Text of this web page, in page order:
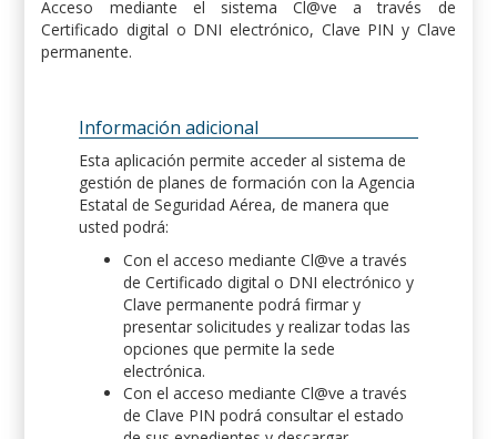
Acceso mediante el sistema Cl@ve a través de
Certificado digital o DNI electrónico, Clave PIN y Clave
permanente.
Información adicional
Esta aplicación permite acceder al sistema de
gestión de planes de formación con la Agencia
Estatal de Seguridad Aérea, de manera que
usted podrá:
Con el acceso mediante Cl@ve a través
de Certificado digital o DNI electrónico y
Clave permanente podrá firmar y
presentar solicitudes y realizar todas las
opciones que permite la sede
electrónica.
Con el acceso mediante Cl@ve a través
de Clave PIN podrá consultar el estado